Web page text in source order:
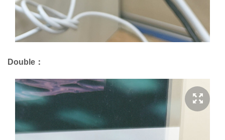
Double：